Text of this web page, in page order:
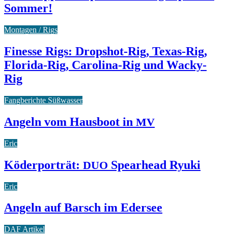
Sommer!
Montagen / Rigs
Finesse Rigs: Dropshot-Rig, Texas-Rig,
Florida-Rig, Carolina-Rig und Wacky-
Rig
Fangberichte Süßwasser
Angeln vom Hausboot in MV
Eric
Köderporträt: DUO Spearhead Ryuki
Eric
Angeln auf Barsch im Edersee
DAF Artikel